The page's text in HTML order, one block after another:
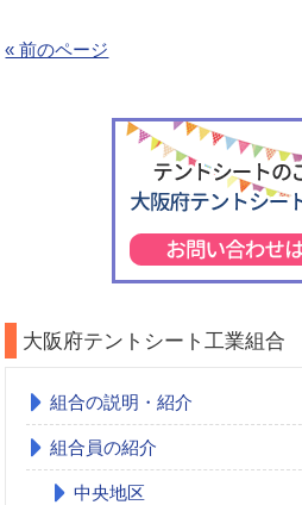
« 前のページ
大阪府テントシート工業組合
組合の説明・紹介
組合員の紹介
中央地区